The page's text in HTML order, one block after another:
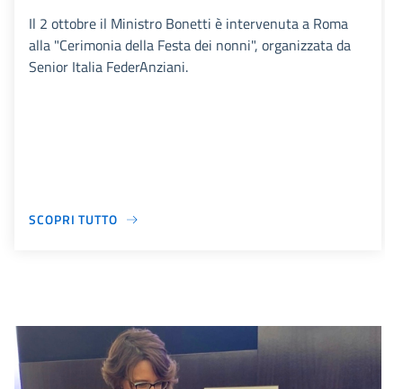
Il 2 ottobre il Ministro Bonetti è intervenuta a Roma
alla "Cerimonia della Festa dei nonni", organizzata da
Senior Italia FederAnziani.
SCOPRI TUTTO